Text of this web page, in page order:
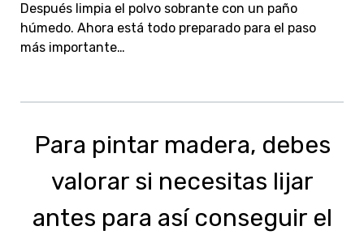
Después limpia el polvo sobrante con un paño
húmedo. Ahora está todo preparado para el paso
más importante…
Para pintar madera, debes
valorar si necesitas lijar
antes para así conseguir el